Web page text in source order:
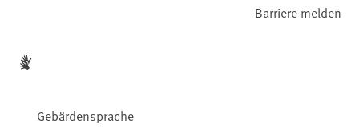
Gebärdensprache
Barriere melden